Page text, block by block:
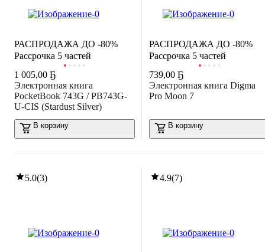
Рассрочка 5 частей
РАСПРОДАЖА ДО -80%
1 005,00 Ҕ
Электронная книга
PocketBook 743G / PB743G-
U-СIS (Stardust Silver)
В корзину
Рассрочка 5 частей
РАСПРОДАЖА ДО -80%
739,00 Ҕ
Электронная книга Digma
Pro Moon 7
В корзину
5.0(3) 4.9(7)